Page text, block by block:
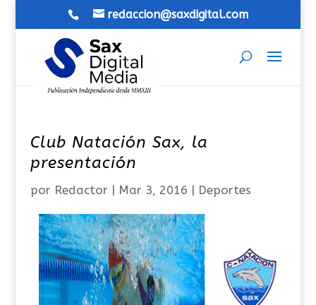
redaccion@saxdigital.com
Club Natación Sax, la
presentación
por Redactor| Mar 3, 2016 | Deportes